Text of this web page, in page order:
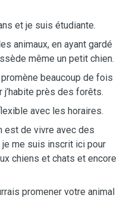
et je suis étudiante.
animaux, en ayant gardé
même un petit chien.
beaucoup de fois
j’habite près des forêts.
avec les horaires.
est de vivre avec des
je me suis inscrit ici pour
chiens et chats et encore
promener votre animal